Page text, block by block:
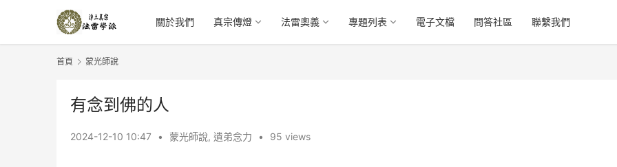
關於我們 真宗傳燈 法雷奧義 專題列表 電子文檔 問答社區 聯繫我們
首頁 蒙光師說
有念到佛的人
2024-12-10 10:47 • 蒙光師說, 遺弟念力 • 95 views